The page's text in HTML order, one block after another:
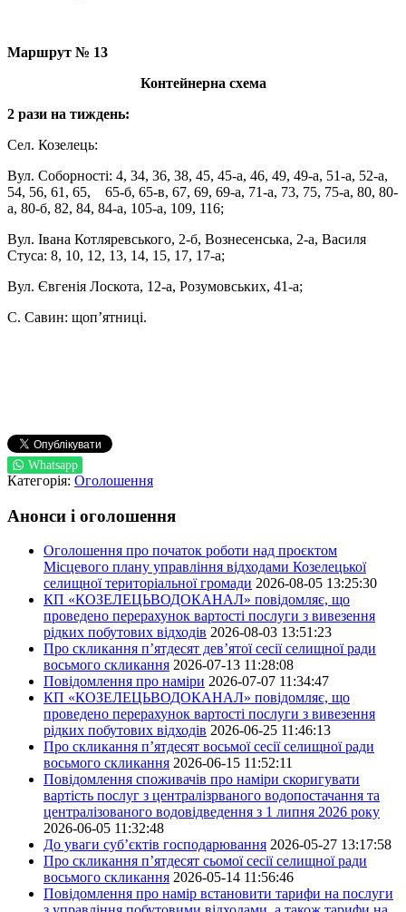
Маршрут № 13
Контейнерна схема
2 рази на тиждень:
Сел. Козелець:
Вул. Соборності: 4, 34, 36, 38, 45, 45-а, 46, 49, 49-а, 51-а, 52-а,
54, 56, 61, 65, 65-б, 65-в, 67, 69, 69-а, 71-а, 73, 75, 75-а, 80, 80-
а, 80-б, 82, 84, 84-а, 105-а, 109, 116;
Вул. Івана Котляревського, 2-б, Вознесенська, 2-а, Василя
Стуса: 8, 10, 12, 13, 14, 15, 17, 17-а;
Вул. Євгенія Лоскота, 12-а, Розумовських, 41-а;
С. Савин: щоп’ятниці.
Whatsapp
Категорія: Оголошення
Анонси і оголошення
Оголошення про початок роботи над проєктом
Місцевого плану управління відходами Козелецької
селищної територіальної громади 2026-08-05 13:25:30
КП «КОЗЕЛЕЦЬВОДОКАНАЛ» повідомляє, що
проведено перерахунок вартості послуги з вивезення
рідких побутових відходів 2026-08-03 13:51:23
Про скликання п’ятдесят дев’ятої сесії селищної ради
восьмого скликання 2026-07-13 11:28:08
Повідомлення про наміри 2026-07-07 11:34:47
КП «КОЗЕЛЕЦЬВОДОКАНАЛ» повідомляє, що
проведено перерахунок вартості послуги з вивезення
рідких побутових відходів 2026-06-25 11:46:13
Про скликання п’ятдесят восьмої сесії селищної ради
восьмого скликання 2026-06-15 11:52:11
Повідомлення споживачів про наміри скоригувати
вартість послуг з централізрваного водопостачання та
централізованого водовідведення з 1 липня 2026 року
2026-06-05 11:32:48
До уваги суб’єктів господарювання 2026-05-27 13:17:58
Про скликання п’ятдесят сьомої сесії селищної ради
восьмого скликання 2026-05-14 11:56:46
Повідомлення про намір встановити тарифи на послуги